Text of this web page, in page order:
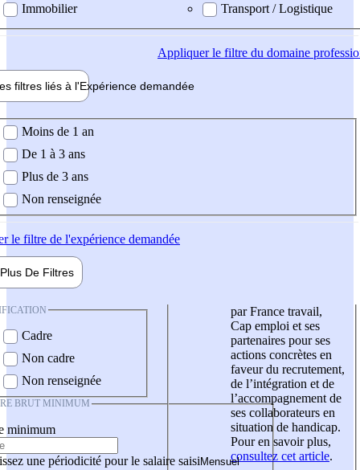
Immobilier
Transport / Logistique
Appliquerle filtre du domaine
filtres liés à l'Expérience demandée
demandée
Moins de 1 an
De 1 à 3 ans
Plus de 3 ans
Non renseignée
le filtre de l'expérience demandée
Plus De Filtres
Cadre
Non cadre
Non renseignée
BRUT MINIMUM
minimum
une périodicité pour le salaire saisi
par France travail,
Cap emploi et ses
partenaires pour ses
actions concrètes en
faveur du recrutement,
de l’intégration et de
l’accompagnement de
ses collaborateurs en
situation de handicap.
Pour en savoir plus,
consultez cet article.